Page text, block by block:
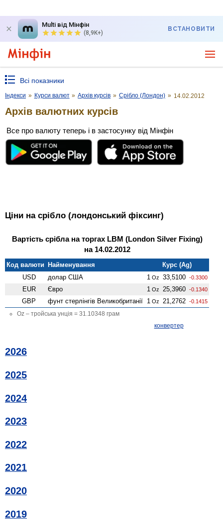
Multi від Мінфін
(8,9K+)
ВСТАНОВИТИ
Всі показники
Індекси » Курси валют » Архів курсів » Срібло (Лондон) » 14.02.2012
Архів валютних курсів
Все про валюту теперь і в застосунку від Мінфін
Ціни на срібло (лондонський фіксинг)
Вартість срібла на торгах LBM (London Silver Fixing)
на 14.02.2012
Код валюти Найменування
Курс (Ag)
USD
долар США 1 Oz 33,5100 -0.3300
EUR Євро 1 Oz 25,3960 -0.1340
GBP фунт стерлінгів Велико­британії 1 Oz 21,2762 -0.1415
Oz – тройська унція = 31.10348 грам
конвертер
2026
2025
2024
2023
2022
2021
2020
2019